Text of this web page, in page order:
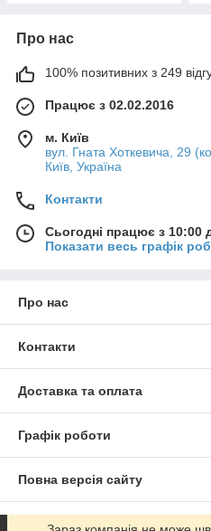
Про нас
100% позитивних з 249
Працює з 02.02.2016
м. Київ
вул. Гната Хоткевича, 29
Київ, Україна
Контакти
Сьогодні працює з 10:00
Показати весь графік
Про нас
Контакти
Доставка та оплата
Графік роботи
Повна версія сайту
Сайт створено на